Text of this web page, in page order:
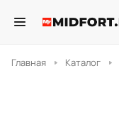
Главная Каталог